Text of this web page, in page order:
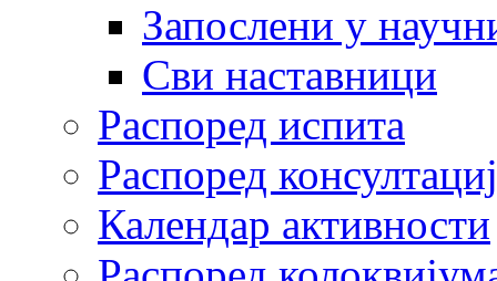
Запослени у
Сви наставници
Распоред испита
Распоред
Календар активности